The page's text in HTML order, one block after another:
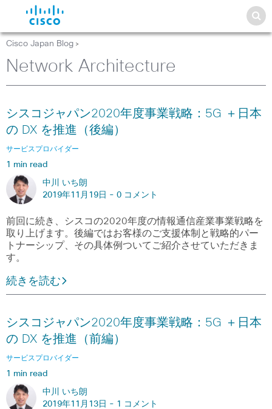
Cisco Japan Blog >
Network Architecture
シスコジャパン2020年度事業戦略：5G ＋日本
の DX を推進（後編）
サービスプロバイダー
1 min read
中川 いち朗
2019年11月19日 - 0 コメント
前回に続き、シスコの2020年度の情報通信産業事業戦略を
取り上げます。後編ではお客様のご支援体制と戦略的パー
トナーシップ、その具体例ついてご紹介させていただきま
す。
続きを読む
シスコジャパン2020年度事業戦略：5G ＋日本
の DX を推進（前編）
サービスプロバイダー
1 min read
中川 いち朗
2019年11月13日 - 1 コメント